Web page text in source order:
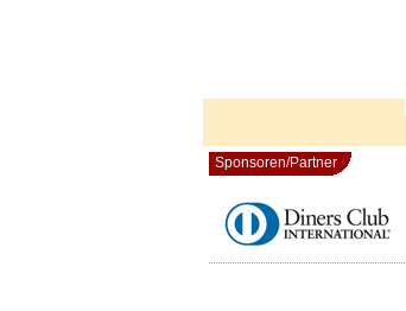
Sponsoren/Partner